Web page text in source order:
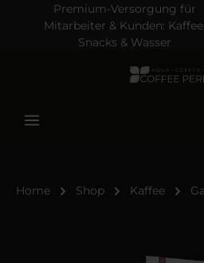
Premium-Versorgung für
Mitarbeiter & Kunden: Kaffee,
Snacks & Wasser
Home Shop Kaffee